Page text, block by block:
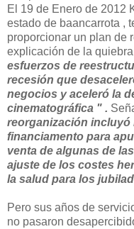
El 19 de Enero de 2012
estado de baancarrota ,
proporcionar un plan de
explicación de la
esfuerzos de
recesión que
negocios y aceleró la
cinematográfica " .
reorganización
financiamento para
venta de algunas de
ajuste de los costes
la salud para los
Pero sus años de
no pasaron